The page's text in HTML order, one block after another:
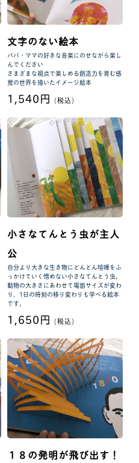
文字のない絵本
パパ・ママの好きな音楽にのせながら楽し
んでください
さまざまな視点で楽しめる創造力を育む感
覚の世界を描いたイメージ絵本
1,540円 (税込)
小さなてんとう虫が主人
公
自分より大きな生き物にどんどん喧嘩をふ
っかけていく憎めない小さなてんとう虫。
動物の大きさにあわせて場面サイズが変わ
り、1日の時刻の移り変わりも学べる絵本
です。
1,650円 (税込)
１８の発明が飛び出す！